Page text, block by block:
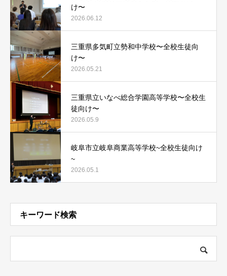
け〜
2026.06.12
三重県多気町立勢和中学校〜全校生徒向
け〜
2026.05.21
三重県立いなべ総合学園高等学校〜全校生
徒向け〜
2026.05.9
岐阜市立岐阜商業高等学校~全校生徒向け
~
2026.05.1
キーワード検索